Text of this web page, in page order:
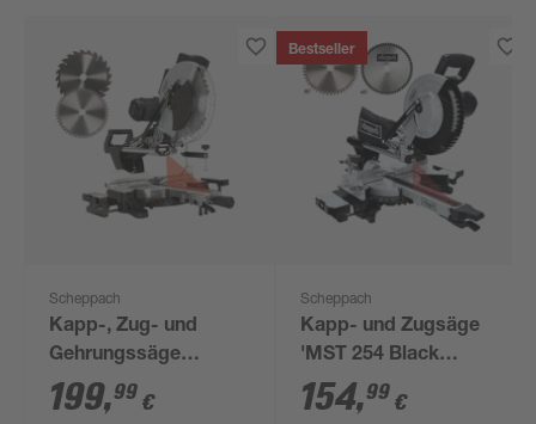
Scheppach
Kapp-, Zug- und
Gehrungssäge
'MST305 Black
Edition' 2000 W
199,99 €
Bestseller
Scheppach
Kapp- und Zugsäge
'MST 254 Black
Edition' 2000 W mit 2
Sägeblättern
154,99 €